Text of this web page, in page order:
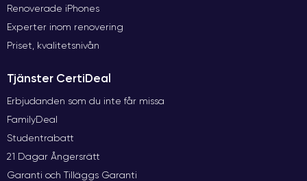
Renoverade iPhones
Experter inom renovering
Priset, kvalitetsnivån
Tjänster CertiDeal
Erbjudanden som du inte får missa
FamilyDeal
Studentrabatt
21 Dagar Ångersrätt
Garanti och Tilläggs Garanti